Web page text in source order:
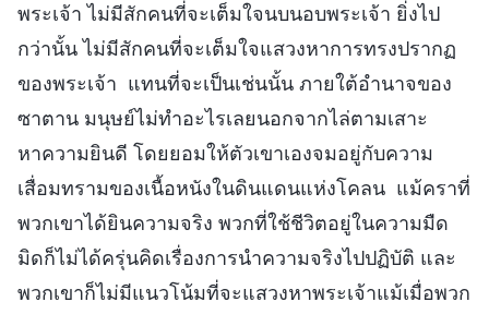
พระเจ้า ไม่มีสักคนที่จะเต็มใจนบนอบพระเจ้า ยิ่งไป
กว่านั้น ไม่มีสักคนที่จะเต็มใจแสวงหาการทรงปรากฏ
ของพระเจ้า แทนที่จะเป็นเช่นนั้น ภายใต้อำนาจของ
ซาตาน มนุษย์ไม่ทำอะไรเลยนอกจากไล่ตามเสาะ
หาความยินดี โดยยอมให้ตัวเขาเองจมอยู่กับความ
เสื่อมทรามของเนื้อหนังในดินแดนแห่งโคลน แม้คราที่
พวกเขาได้ยินความจริง พวกที่ใช้ชีวิตอยู่ในความมืด
มิดก็ไม่ได้ครุ่นคิดเรื่องการนำความจริงไปปฏิบัติ และ
พวกเขาก็ไม่มีแนวโน้มที่จะแสวงหาพระเจ้าแม้เมื่อพวก